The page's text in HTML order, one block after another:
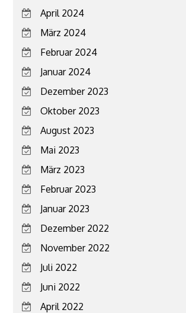
April 2024
März 2024
Februar 2024
Januar 2024
Dezember 2023
Oktober 2023
August 2023
Mai 2023
März 2023
Februar 2023
Januar 2023
Dezember 2022
November 2022
Juli 2022
Juni 2022
April 2022